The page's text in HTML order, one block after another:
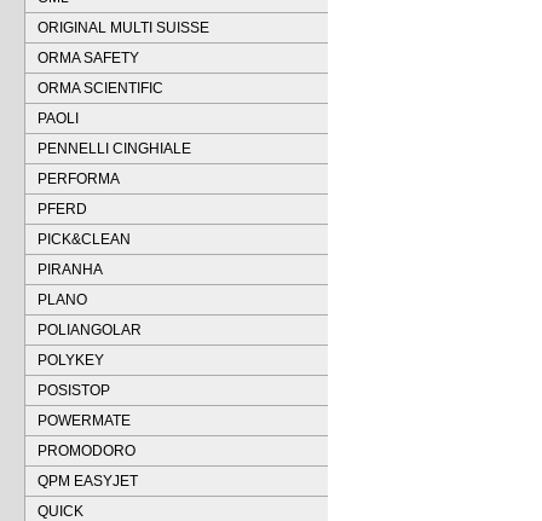
ORIGINAL MULTI SUISSE
ORMA SAFETY
ORMA SCIENTIFIC
PAOLI
PENNELLI CINGHIALE
PERFORMA
PFERD
PICK&CLEAN
PIRANHA
PLANO
POLIANGOLAR
POLYKEY
POSISTOP
POWERMATE
PROMODORO
QPM EASYJET
QUICK